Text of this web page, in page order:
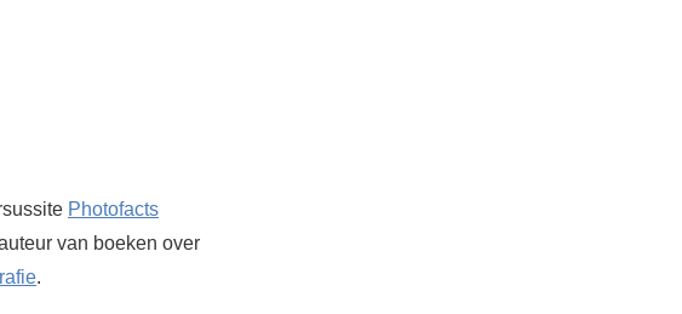
Photofacts
van boeken over
.